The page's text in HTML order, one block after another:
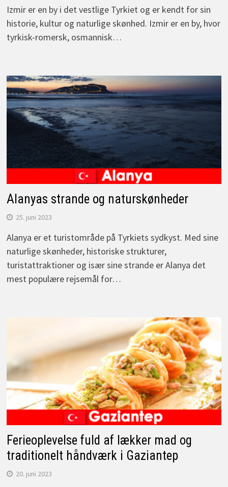
Izmir er en by i det vestlige Tyrkiet og er kendt for sin
historie, kultur og naturlige skønhed. Izmir er en by, hvor
tyrkisk-romersk, osmannisk…
Alanyas strande og naturskønheder
25. juni 2023
Alanya er et turistområde på Tyrkiets sydkyst. Med sine
naturlige skønheder, historiske strukturer,
turistattraktioner og især sine strande er Alanya det
mest populære rejsemål for…
Ferieoplevelse fuld af lækker mad og
traditionelt håndværk i Gaziantep
20. juni 2023